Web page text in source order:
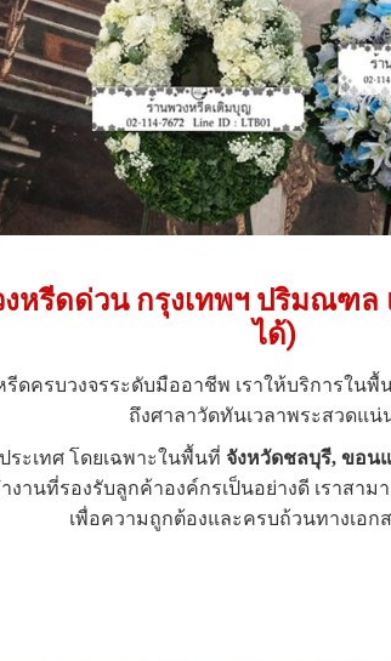
หรีดด่วน กรุงเทพฯ ปริมณฑ
ได้)
ดครบวงจรระดับมืออาชีพ เราให้บริการในพื้
ถึงศาลาวัดทันเวลาพระสวดแน่
ะเทศ โดยเฉพาะในพื้นที่ จังหวัดชลบุรี, ขอน
านที่รองรับลูกค้าองค์กรเป็นอย่างดี เราสาม
เพื่อความถูกต้องและครบถ้วนทางเอ